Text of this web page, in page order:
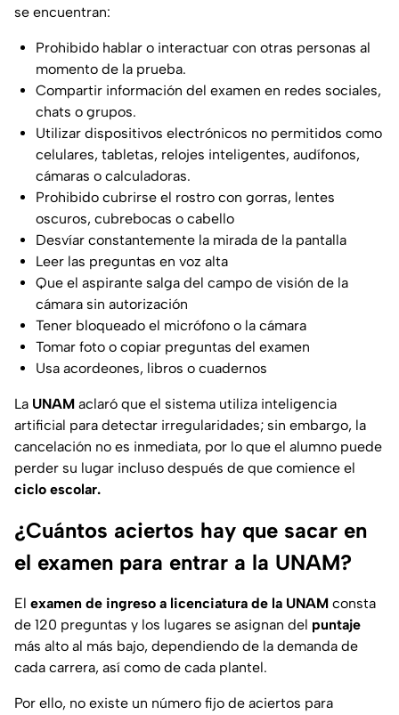
se encuentran:
Prohibido hablar o interactuar con otras personas al
momento de la prueba.
Compartir información del examen en redes sociales,
chats o grupos.
Utilizar dispositivos electrónicos no permitidos como
celulares, tabletas, relojes inteligentes, audífonos,
cámaras o calculadoras.
Prohibido cubrirse el rostro con gorras, lentes
oscuros, cubrebocas o cabello
Desvíar constantemente la mirada de la pantalla
Leer las preguntas en voz alta
Que el aspirante salga del campo de visión de la
cámara sin autorización
Tener bloqueado el micrófono o la cámara
Tomar foto o copiar preguntas del examen
Usa acordeones, libros o cuadernos
La UNAM aclaró que el sistema utiliza inteligencia
artificial para detectar irregularidades; sin embargo, la
cancelación no es inmediata, por lo que el alumno puede
perder su lugar incluso después de que comience el
ciclo escolar.
¿Cuántos aciertos hay que sacar en
el examen para entrar a la UNAM?
El examen de ingreso a licenciatura de la UNAM consta
de 120 preguntas y los lugares se asignan del puntaje
más alto al más bajo, dependiendo de la demanda de
cada carrera, así como de cada plantel.
Por ello, no existe un número fijo de aciertos para